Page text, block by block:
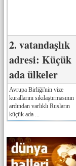
2. vatandaşlık
adresi: Küçük
ada ülkeler
Avrupa Birliği'nin vize
kurallarını sıkılaştırmasının
ardından varlıklı Rusların
küçük ada ...